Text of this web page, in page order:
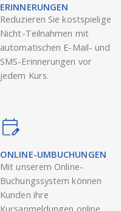
ERINNERUNGEN
Reduzieren Sie kostspielige
Nicht-Teilnahmen mit
automatischen E-Mail- und
SMS-Erinnerungen vor
jedem Kurs.
ONLINE-UMBUCHUNGEN
Mit unserem Online-
Buchungssystem können
Kunden ihre
Kursanmeldungen online